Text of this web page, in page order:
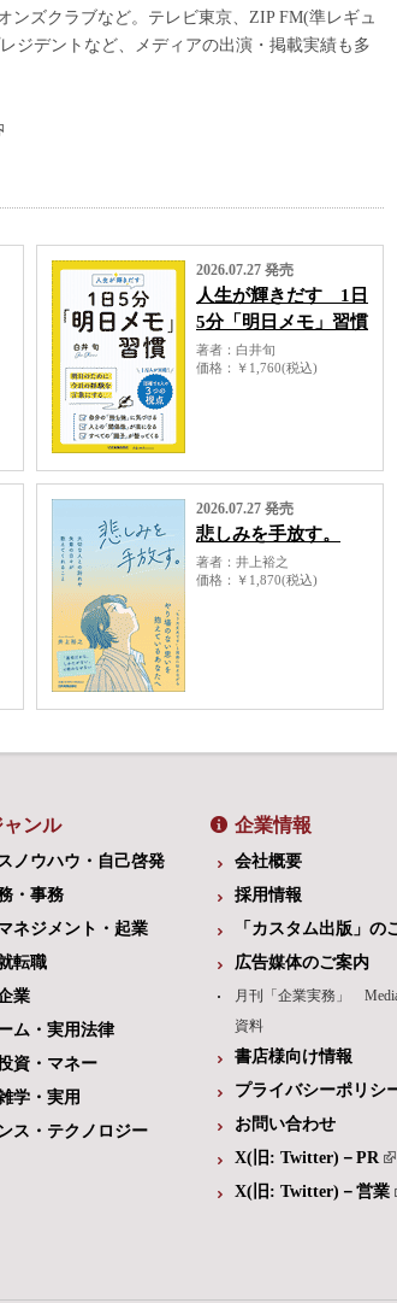
ンズクラブなど。テレビ東京、ZIP FM(準レギュ
ジデントなど、メディアの出演・掲載実績も多
2026.07.27 発売
人生が輝きだす 1日
5分「明日メモ」習慣
著者
白井旬
価格
￥1,760(税込)
2026.07.27 発売
悲しみを手放す。
著者
井上裕之
価格
￥1,870(税込)
ンル
ノウハウ・自己啓発
・事務
ネジメント・起業
転職
業
ム・実用法律
資・マネー
学・実用
ス・テクノロジー
企業情報
会社概要
採用情報
「カスタム出版」の
広告媒体のご案内
月刊「企業実務」
資料
書店様向け情報
プライバシーポリシ
お問い合わせ
X(旧: Twitter)－PR
X(旧: Twitter)－営業